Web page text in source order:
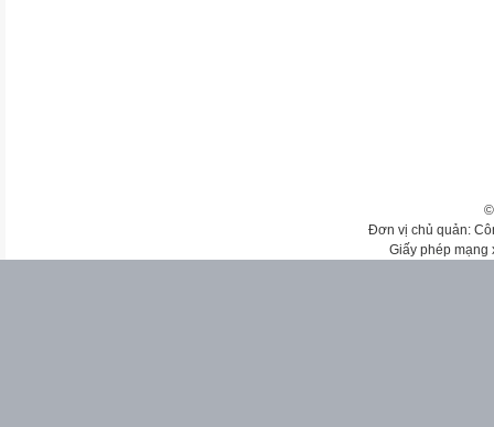
Đơn vị chủ quản:
Giấy phép mạng